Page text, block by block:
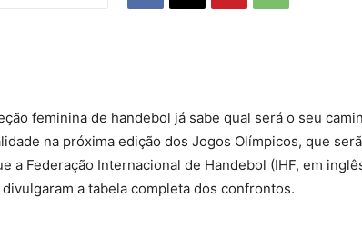
feminina de handebol já sabe qual será o seu
na próxima edição dos Jogos Olímpicos, que
a Federação Internacional de Handebol (IHF, em
a tabela completa dos confrontos.